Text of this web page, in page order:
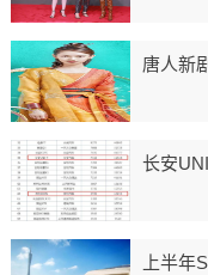
唐人新
长安
上半年